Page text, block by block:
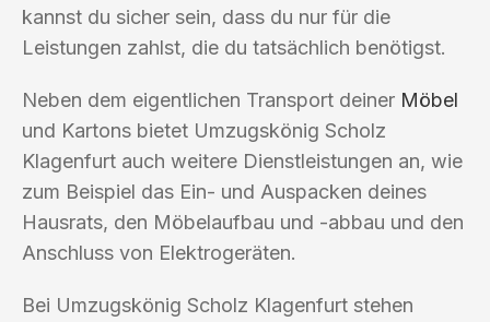
kannst du sicher sein, dass du nur für die
Leistungen zahlst, die du tatsächlich benötigst.
Neben dem eigentlichen Transport deiner Möbel
und Kartons bietet Umzugskönig Scholz
Klagenfurt auch weitere Dienstleistungen an, wie
zum Beispiel das Ein- und Auspacken deines
Hausrats, den Möbelaufbau und -abbau und den
Anschluss von Elektrogeräten.
Bei Umzugskönig Scholz Klagenfurt stehen